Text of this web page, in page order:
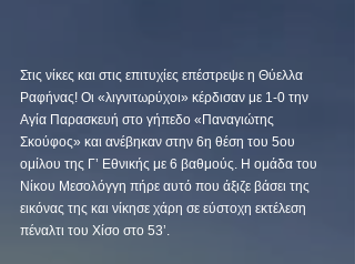
Στις νίκες και στις επιτυχίες επέστρεψε η Θύελλα
Ραφήνας! Οι «λιγνιτωρύχοι» κέρδισαν με 1-0 την
Αγία Παρασκευή στο γήπεδο «Παναγιώτης
Σκούφος» και ανέβηκαν στην 6η θέση του 5ου
ομίλου της Γ’ Εθνικής με 6 βαθμούς. Η ομάδα του
Νίκου Μεσολόγγη πήρε αυτό που άξιζε βάσει της
εικόνας της και νίκησε χάρη σε εύστοχη εκτέλεση
πέναλτι του Χίσο στο 53’.